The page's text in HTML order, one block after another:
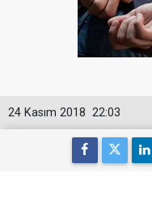
22:03
24 Kasım 2018